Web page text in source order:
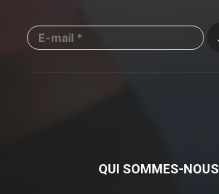
QUI SOMMES-NOUS